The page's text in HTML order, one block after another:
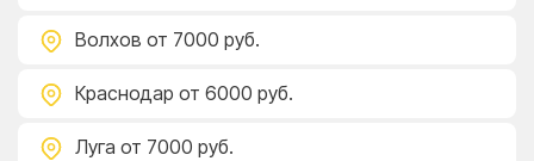
Волхов от 7000 руб.
Краснодар от 6000 руб.
Луга от 7000 руб.